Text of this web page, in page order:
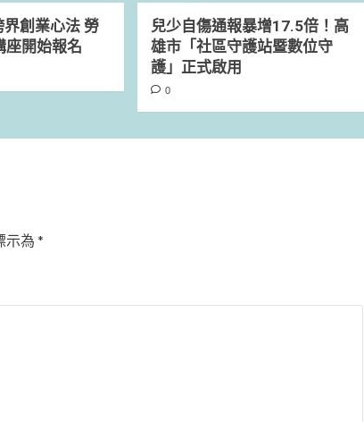
界創業心法 勞
座開始報名
兒少自傷通報暴增17.5倍！高
雄市「社區守護站暨數位守
護」正式啟用
0
示為 *